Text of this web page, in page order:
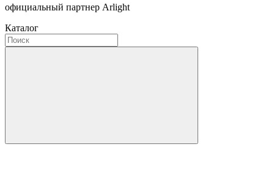
официальный партнер Arlight
Каталог